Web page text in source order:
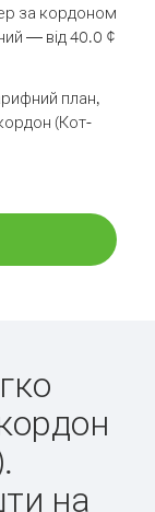
за кордоном
— від 40.0 ¢
план,
(Кот-
на